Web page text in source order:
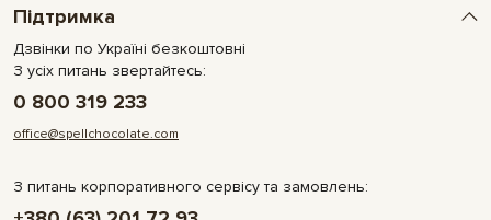
Підтримка
Дзвінки по Україні безкоштовні
З усіх питань звертайтесь:
0 800 319 233
office@spellchocolate.com
З питань корпоративного сервісу та замовлень: